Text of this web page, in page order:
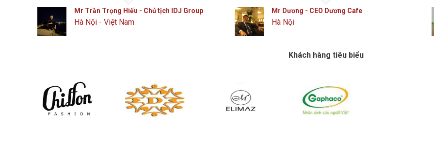
Mr Trần Trọng Hiếu - Chủ tịch IDJ Group
Hà Nội - Việt Nam
Mr Dương - CEO Dương Cafe
Hà Nội
Khách hàng tiêu biểu